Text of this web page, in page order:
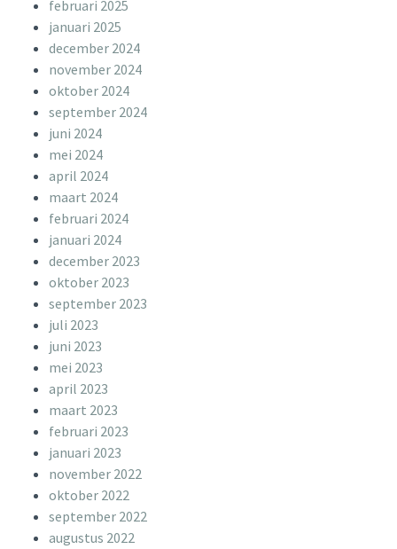
februari 2025
januari 2025
december 2024
november 2024
oktober 2024
september 2024
juni 2024
mei 2024
april 2024
maart 2024
februari 2024
januari 2024
december 2023
oktober 2023
september 2023
juli 2023
juni 2023
mei 2023
april 2023
maart 2023
februari 2023
januari 2023
november 2022
oktober 2022
september 2022
augustus 2022